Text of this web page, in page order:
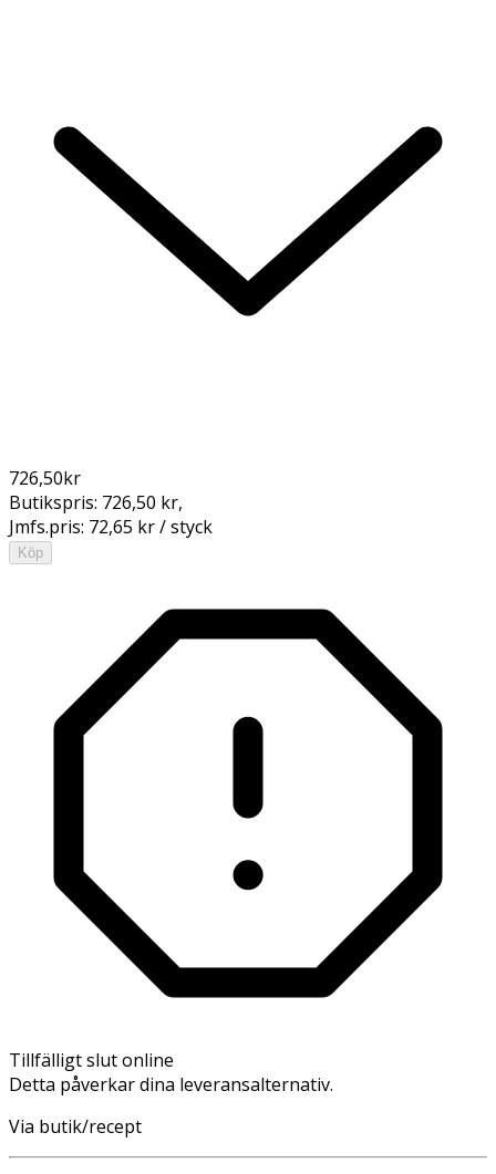
726,50kr
Butikspris: 726,50 kr,
Jmfs.pris: 72,65 kr / styck
Köp
Tillfälligt slut online
Detta påverkar dina leveransalternativ.
Via butik/recept